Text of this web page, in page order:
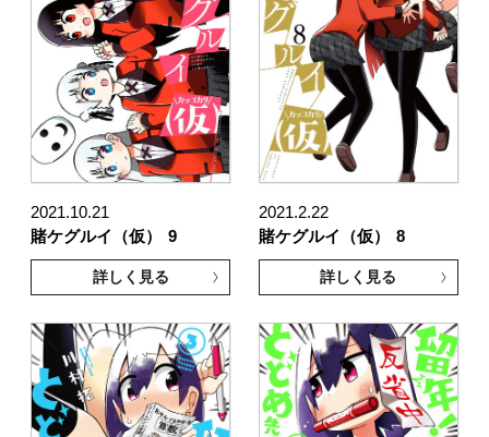
2021.10.21
賭ケグルイ（仮）
9
詳しく見る
2021.2.22
賭ケグルイ（仮）
8
詳しく見る